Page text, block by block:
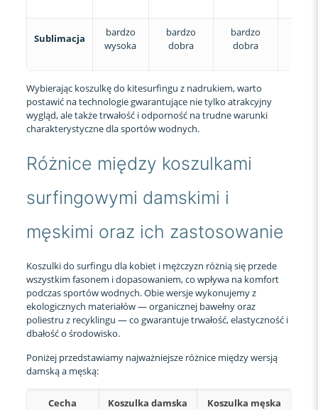
Sublimacja
bardzo
wysoka
bardzo
dobra
bardzo
dobra
Wybierając koszulkę do kitesurfingu z nadrukiem, warto
postawić na technologie gwarantujące nie tylko atrakcyjny
wygląd, ale także trwałość i odporność na trudne warunki
charakterystyczne dla sportów wodnych.
Różnice między koszulkami
surfingowymi damskimi i
męskimi oraz ich zastosowanie
Koszulki do surfingu dla kobiet i mężczyzn różnią się przede
wszystkim fasonem i dopasowaniem, co wpływa na komfort
podczas sportów wodnych. Obie wersje wykonujemy z
ekologicznych materiałów — organicznej bawełny oraz
poliestru z recyklingu — co gwarantuje trwałość, elastyczność i
dbałość o środowisko.
Poniżej przedstawiamy najważniejsze różnice między wersją
damską a męską:
Cecha Koszulka damska Koszulka męska